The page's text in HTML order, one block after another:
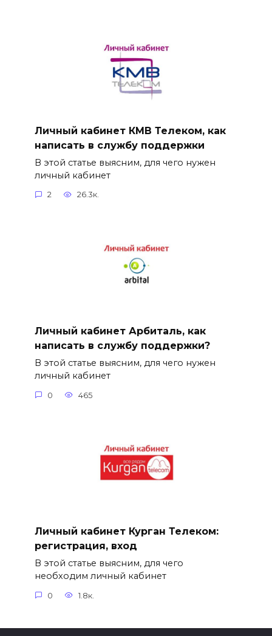
Личный кабинет КМВ Телеком, как
написать в службу поддержки
В этой статье выясним, для чего нужен
личный кабинет
2 26.3к.
Личный кабинет Арбиталь, как
написать в службу поддержки?
В этой статье выясним, для чего нужен
личный кабинет
0 465
Личный кабинет Курган Телеком:
регистрация, вход
В этой статье выясним, для чего
необходим личный кабинет
0 1.8к.